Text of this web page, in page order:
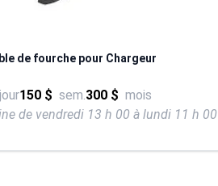
de fourche pour Chargeur
jour150 $ sem.300 $ mois
de vendredi 13 h 00 à lundi 11 h